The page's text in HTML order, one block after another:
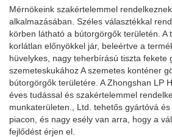
Mérnökeink szakértelemmel
alkalmazásában. Széles választékkal
körben látható a bútorgörgők területén. A
korlátlan előnyökkel jár, beleértve a
hüvelykes, nagy teherbírású tiszta fekete
szemeteskukához A szemetes konténer
bútorgörgők területére. A Zhongshan LP
éves tudással és szakértelemmel
munkaterületen., Ltd. tehetős gyártóvá
piacon, és nagy esély van arra, hogy a
fejlődést érjen el.